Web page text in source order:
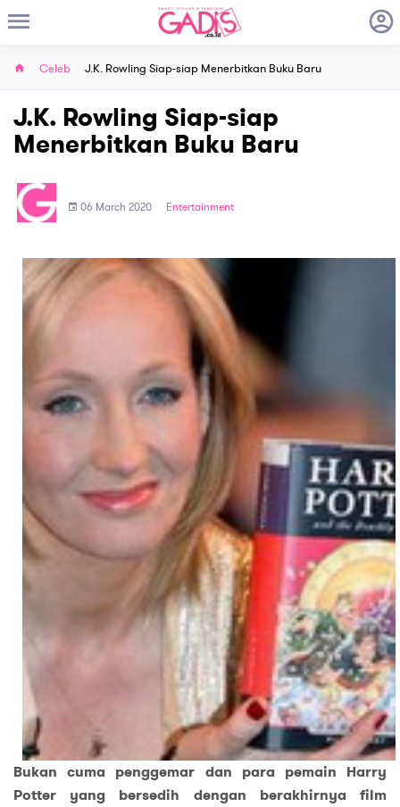
Celeb J.K. Rowling Siap-siap Menerbitkan Buku Baru
J.K. Rowling Siap-siap
Menerbitkan Buku Baru
06 March 2020 Entertainment
Bukan cuma penggemar dan para pemain Harry
Potter yang bersedih dengan berakhirnya film